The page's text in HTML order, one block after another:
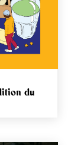
du